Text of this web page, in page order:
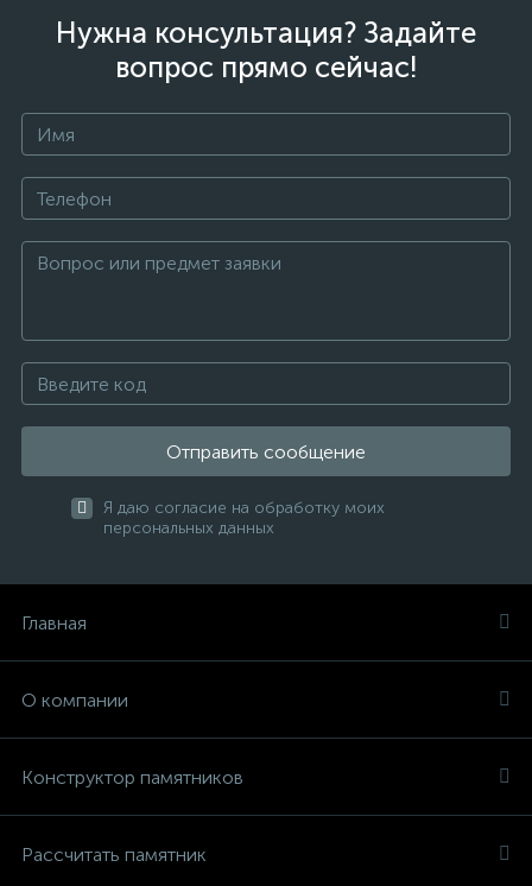
Нужна консультация? Задайте
вопрос прямо сейчас!
Отправить сообщение
Я даю согласие на обработку моих
персональных данных
Главная
О компании
Конструктор памятников
Рассчитать памятник